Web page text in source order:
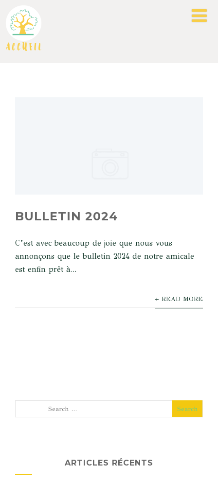
BULLETIN 2024
C’est avec beaucoup de joie que nous vous
annonçons que le bulletin 2024 de notre amicale
est enfin prêt à...
+ READ MORE
ARTICLES RÉCENTS